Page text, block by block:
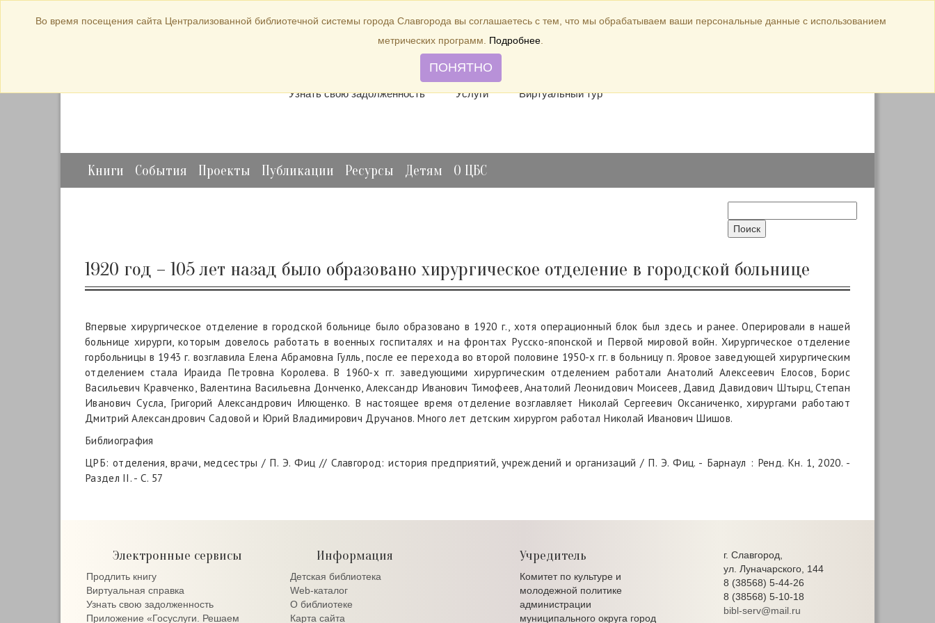
bibl-serv@mail.ru
Отзывы и предложения
Узнать свою задолженность Услуги Виртуальный тур
Официальные материалы
Книги События Проекты Публикации Ресурсы Детям О ЦБС
1920 год – 105 лет назад было образовано хирургическое отделение в городской больнице
Впервые хирургическое отделение в городской больнице было образовано в 1920 г., хотя операционный блок был здесь и ранее. Оперировали в нашей
больнице хирурги, которым довелось работать в военных госпиталях и на фронтах Русско-японской и Первой мировой войн. Хирургическое отделение
горбольницы в 1943 г. возглавила Елена Абрамовна Гулль, после ее перехода во второй половине 1950-х гг. в больницу п. Яровое заведующей хирургическим
отделением стала Ираида Петровна Королева. В 1960-х гг. заведующими хирургическим отделением работали Анатолий Алексеевич Елосов, Борис
Васильевич Кравченко, Валентина Васильевна Донченко, Александр Иванович Тимофеев, Анатолий Леонидович Моисеев, Давид Давидович Штырц, Степан
Иванович Сусла, Григорий Александрович Илющенко. В настоящее время отделение возглавляет Николай Сергеевич Оксаниченко, хирургами работают
Дмитрий Александрович Садовой и Юрий Владимирович Дручанов. Много лет детским хирургом работал Николай Иванович Шишов.
Библиография
ЦРБ: отделения, врачи, медсестры / П. Э. Фиц // Славгород: история предприятий, учреждений и организаций / П. Э. Фиц. - Барнаул : Ренд. Кн. 1, 2020. -
Раздел II. - С. 57
Электронные сервисы
Продлить книгу
Виртуальная справка
Узнать свою задолженность
Приложение «Госуслуги. Решаем
Информация
Детская библиотека
Web-каталог
О библиотеке
Карта сайта
Учредитель
Комитет по культуре и
молодежной политике
администрации
муниципального округа город
г. Славгород,
ул. Луначарского, 144
8 (38568) 5-44-26
8 (38568) 5-10-18
bibl-serv@mail.ru
Во время посещения сайта Централизованной библиотечной системы города Славгорода вы соглашаетесь с тем, что мы обрабатываем ваши персональные данные с использованием
метрических программ. Подробнее
ПОНЯТНО